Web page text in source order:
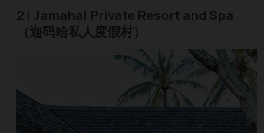
2 | Jamahal Private Resort and Spa
（迦码哈私人度假村）